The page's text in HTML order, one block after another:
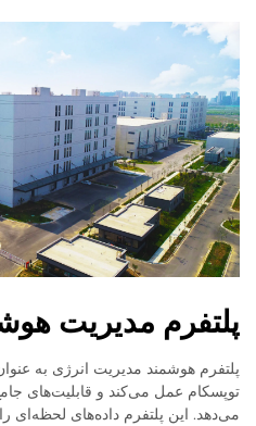
پلتفرم مدیریت
پلتفرم هوشمند مدیریت انرژی به
توپسکام عمل می‌کند و قابلیت‌های
می‌دهد. این پلتفرم داده‌های لحظه‌ای